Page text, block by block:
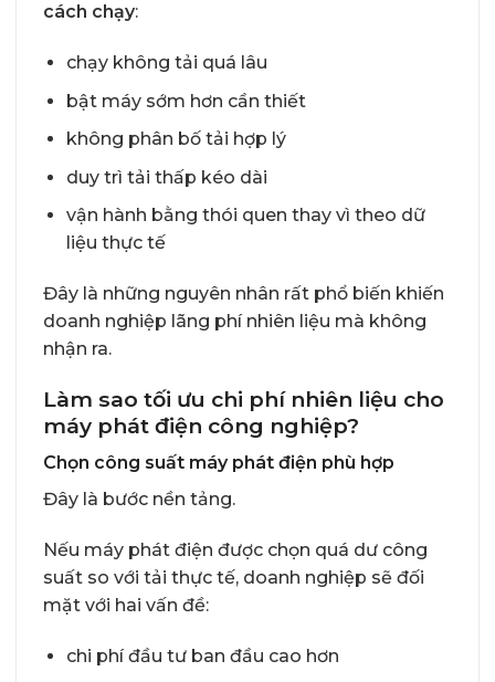
cách chạy:
chạy không tải quá lâu
bật máy sớm hơn cần thiết
không phân bố tải hợp lý
duy trì tải thấp kéo dài
vận hành bằng thói quen thay vì theo dữ
liệu thực tế
Đây là những nguyên nhân rất phổ biến khiến
doanh nghiệp lãng phí nhiên liệu mà không
nhận ra.
Làm sao tối ưu chi phí nhiên liệu cho
máy phát điện công nghiệp?
Chọn công suất máy phát điện phù hợp
Đây là bước nền tảng.
Nếu máy phát điện được chọn quá dư công
suất so với tải thực tế, doanh nghiệp sẽ đối
mặt với hai vấn đề:
chi phí đầu tư ban đầu cao hơn